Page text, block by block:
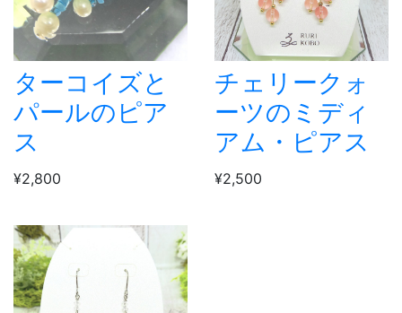
ターコイズと
パールのピア
ス
¥2,800
チェリークォ
ーツのミディ
アム・ピアス
¥2,500